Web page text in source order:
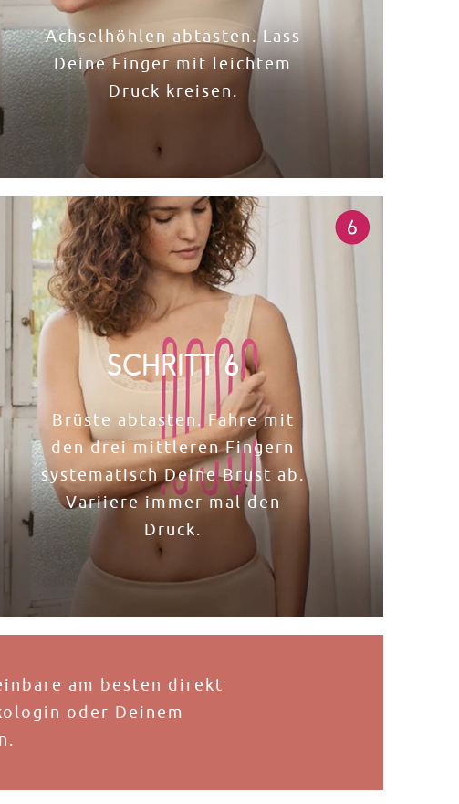
Achselhöhlen abtasten. Lass
Deine Finger mit leichtem
Druck kreisen.
Schritt 6
Brüste abtasten. Fahre mit
den drei mittleren Fingern
systematisch Deine Brust ab.
Variiere immer mal den
Druck.​
am besten direkt
oder Deinem